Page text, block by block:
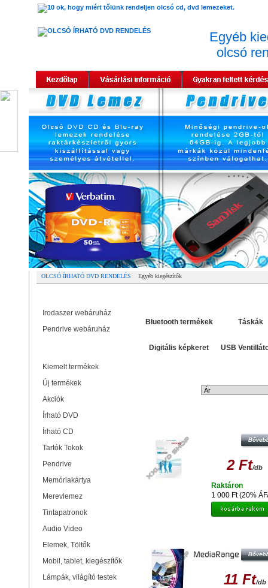
Egyéb
olcsó
OLCSÓ ÍRHATÓ DVD RENDELÉS Egyéb kiegészítők
Irodaszer webáruház
Pendrive webáruház
Kiemelt termékek
Új termékek
Akciók
Írható DVD
Írható CD
Tartók Tokok
Pendrive
Memóriakártya
Merevlemez
Tintapatronok
Audio Video
Elemek, Töltők
Mobil, tablet, kiegészítők
Lámpák, világító testek
Bluetooth termékek Táskák
Digitális képkeret USB
2 Ft/db
1 000 Ft (20%
Raktáron
11 Ft/db